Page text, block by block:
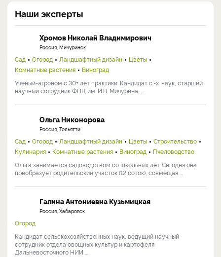
Наши эксперты
Хромов Николай Владимирович
Россия, Мичуринск
Сад Огород Ландшафтный дизайн
Цветы
Комнатные растения
Виноград
Ученый-агроном с 30+ лет практики. Кандидат с.-х. наук, старший
научный сотрудник ФНЦ им. И.В. Мичурина, ...
Ольга Никонорова
Россия, Тольятти
Сад Огород Ландшафтный дизайн Цветы
Строительство
Кулинария
Комнатные растения Виноград
Пчеловодство
Ольга занимается садоводством со школьных лет. Сегодня она
преобразует родительский участок (12 соток), совмещая ...
Галина Антониевна Кузьмицкая
Россия, Хабаровск
Огород
Кандидат сельскохозяйственных наук, ведущий научный
сотрудник отдела овощных культур и картофеля
Дальневосточного НИИ ...